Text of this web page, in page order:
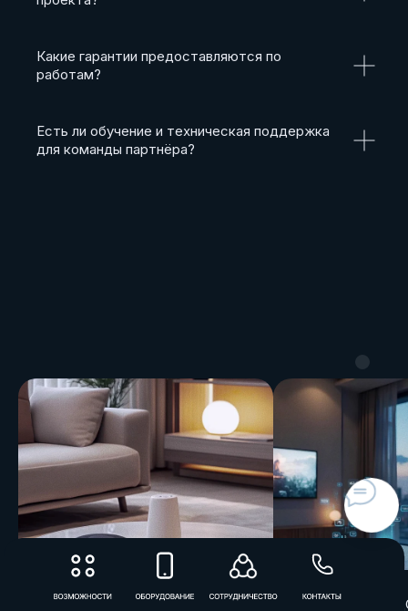
Какие гарантии предоставляются по
работам?
Есть ли обучение и техническая поддержка
для команды партнёра?
КАК УМНЫЙ ДОМ САМ МИФ: «УМНЫМ